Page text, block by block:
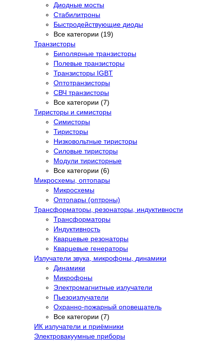
Диодные мосты
Стабилитроны
Быстродействующие диоды
Все категории (19)
Транзисторы
Биполярные транзисторы
Полевые транзисторы
Транзисторы IGBT
Оптотранзисторы
СВЧ транзисторы
Все категории (7)
Тиристоры и симисторы
Симисторы
Тиристоры
Низковольтные тиристоры
Силовые тиристоры
Модули тиристорные
Все категории (6)
Микросхемы, оптопары
Микросхемы
Оптопары (оптроны)
Трансформаторы, резонаторы, индуктивности
Трансформаторы
Индуктивность
Кварцевые резонаторы
Кварцевые генераторы
Излучатели звука, микрофоны, динамики
Динамики
Микрофоны
Электромагнитные излучатели
Пьезоизлучатели
Охранно-пожарный оповещатель
Все категории (7)
ИК излучатели и приёмники
Электровакуумные приборы